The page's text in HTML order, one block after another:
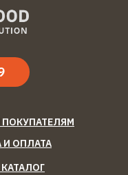
И ОПЛАТА